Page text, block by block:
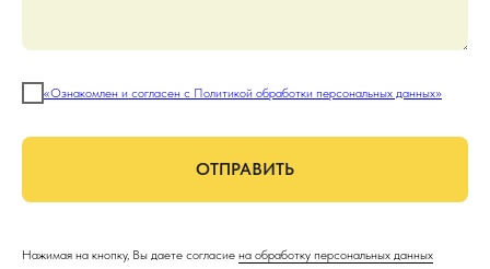
«Ознакомлен и согласен с Политикой обработки персональных данных»
ОТПРАВИТЬ
Нажимая на кнопку, Вы даете согласие на обработку персональных данных